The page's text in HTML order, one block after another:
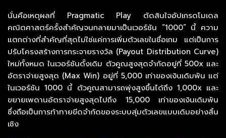
นั่นคือเหตุผลที่ Pragmatic Play ตัดสินใจอัปเกรดโมเดล
คณิตศาสตร์ครั้งสำคัญจนกลายมาเป็นเวอร์ชัน “1000” นี้ ความ
แตกต่างที่สำคัญที่สุดไม่ใช่แค่การเพิ่มตัวเลขในชื่อเกม แต่เป็นการ
ปรับโครงสร้างการกระจายรางวัล (Payout Distribution Curve)
ใหม่ทั้งหมด ในเวอร์ชันดั้งเดิม ตัวคูณสูงสุดจำกัดอยู่ที่ 500x และ
อัตราจ่ายสูงสุด (Max Win) อยู่ที่ 5,000 เท่าของเงินเดิมพัน แต่
ในเวอร์ชัน 1000 นี้ ตัวคูณสามารถพุ่งสูงขึ้นได้ถึง 1,000x และ
ขยายเพดานอัตราจ่ายสูงสุดไปถึง 15,000 เท่าของเงินเดิมพัน
ซึ่งถือเป็นการท้าทายขีดจำกัดของระบบสุ่มตัวเลขแบบเดิมอย่างสิ้น
เชิง